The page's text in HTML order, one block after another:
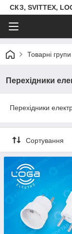
СКЗ, SVITTEX,
Товарні групи
Перехідники
Перехідники
Сортування